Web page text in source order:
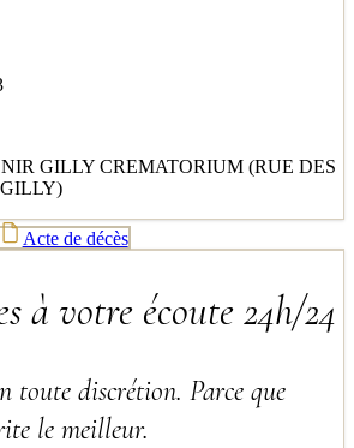
GILLY CREMATORIUM (RUE DES
Acte de décès
à votre écoute 24h/24
toute discrétion. Parce que
le meilleur.